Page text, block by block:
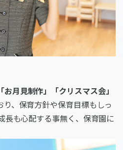
お月見制作」「クリスマス会」
、保育方針や保育目標もしっ
長も心配する事無く、保育園に